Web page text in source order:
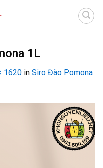
1L
1620 in Siro Đào Pomona